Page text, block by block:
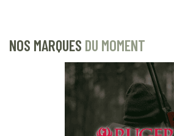
NOS MARQUES DU MOMENT